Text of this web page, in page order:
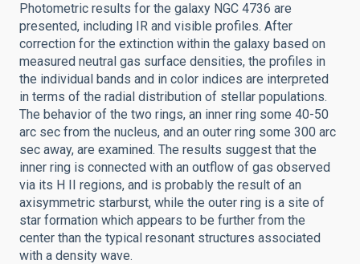
Photometric results for the galaxy NGC 4736 are
presented, including IR and visible profiles. After
correction for the extinction within the galaxy based on
measured neutral gas surface densities, the profiles in
the individual bands and in color indices are interpreted
in terms of the radial distribution of stellar populations.
The behavior of the two rings, an inner ring some 40-50
arc sec from the nucleus, and an outer ring some 300 arc
sec away, are examined. The results suggest that the
inner ring is connected with an outflow of gas observed
via its H II regions, and is probably the result of an
axisymmetric starburst, while the outer ring is a site of
star formation which appears to be further from the
center than the typical resonant structures associated
with a density wave.